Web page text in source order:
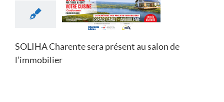
SOLIHA Charente sera présent au salon de
l’immobilier